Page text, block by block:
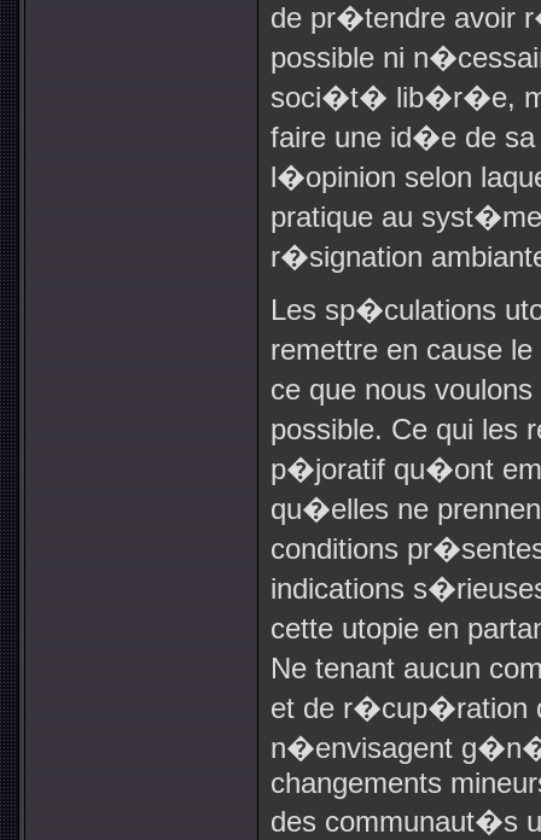
de pr�tendre
possible ni
soci�t� lib�r�e,
faire une id�e de
l�opinion selon
pratique au
r�signation
Les sp�culations
remettre en cause
ce que nous
possible. Ce qui
p�joratif qu�ont
qu�elles ne
conditions
indications
cette utopie en
Ne tenant aucun
et de r�cup�ration
n�envisagent
changements
des communaut�s